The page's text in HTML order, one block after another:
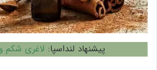
پیشنهاد لنداسپا: لاغری شکم